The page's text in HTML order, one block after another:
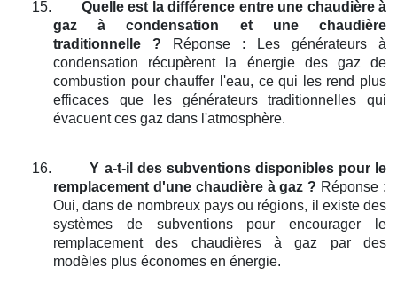
15.
Quelle est la différence entre une chaudière à
gaz à condensation et une chaudière
traditionnelle ? Réponse : Les générateurs à
condensation récupèrent la énergie des gaz de
combustion pour chauffer l'eau, ce qui les rend plus
efficaces que les générateurs traditionnelles qui
évacuent ces gaz dans l'atmosphère.
16.
Y a-t-il des subventions disponibles pour le
remplacement d'une chaudière à gaz ? Réponse :
Oui, dans de nombreux pays ou régions, il existe des
systèmes de subventions pour encourager le
remplacement des chaudières à gaz par des
modèles plus économes en énergie.